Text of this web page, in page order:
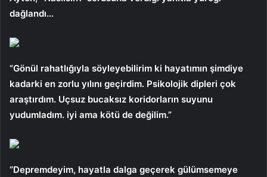
dağlandı…
“Gönül rahatlığıyla söyleyebilirim ki hayatımın şimdiye
kadarki en zorlu yılını geçirdim. Psikolojik dipleri çok
araştırdım. Uçsuz bucaksız koridorların suyunu
yudumladım. iyi ama kötü de değilim.”
“Depremdeyim, hayatla dalga geçerek gülümsemeye